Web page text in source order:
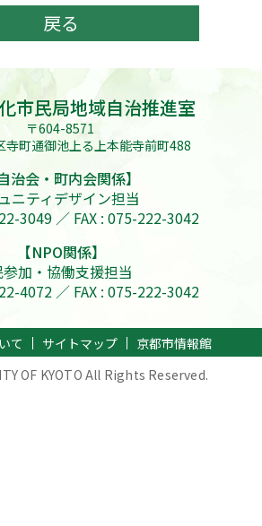
戻る
市民局地域自治推進室
〒604-8571
寺町通御池上る上本能寺前町488
自治会・町内会関係】
ニティデザイン担当
3049 ／ FAX : 075-222-3042
【NPO関係】
参加・協働支援担当
4072 ／ FAX : 075-222-3042
て サイトマップ
京都市情報館
OF KYOTO All Rights Reserved.